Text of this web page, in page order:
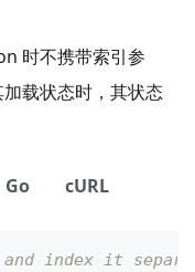
时不携带索引参
载状态时，其状态
Go cURL
index it